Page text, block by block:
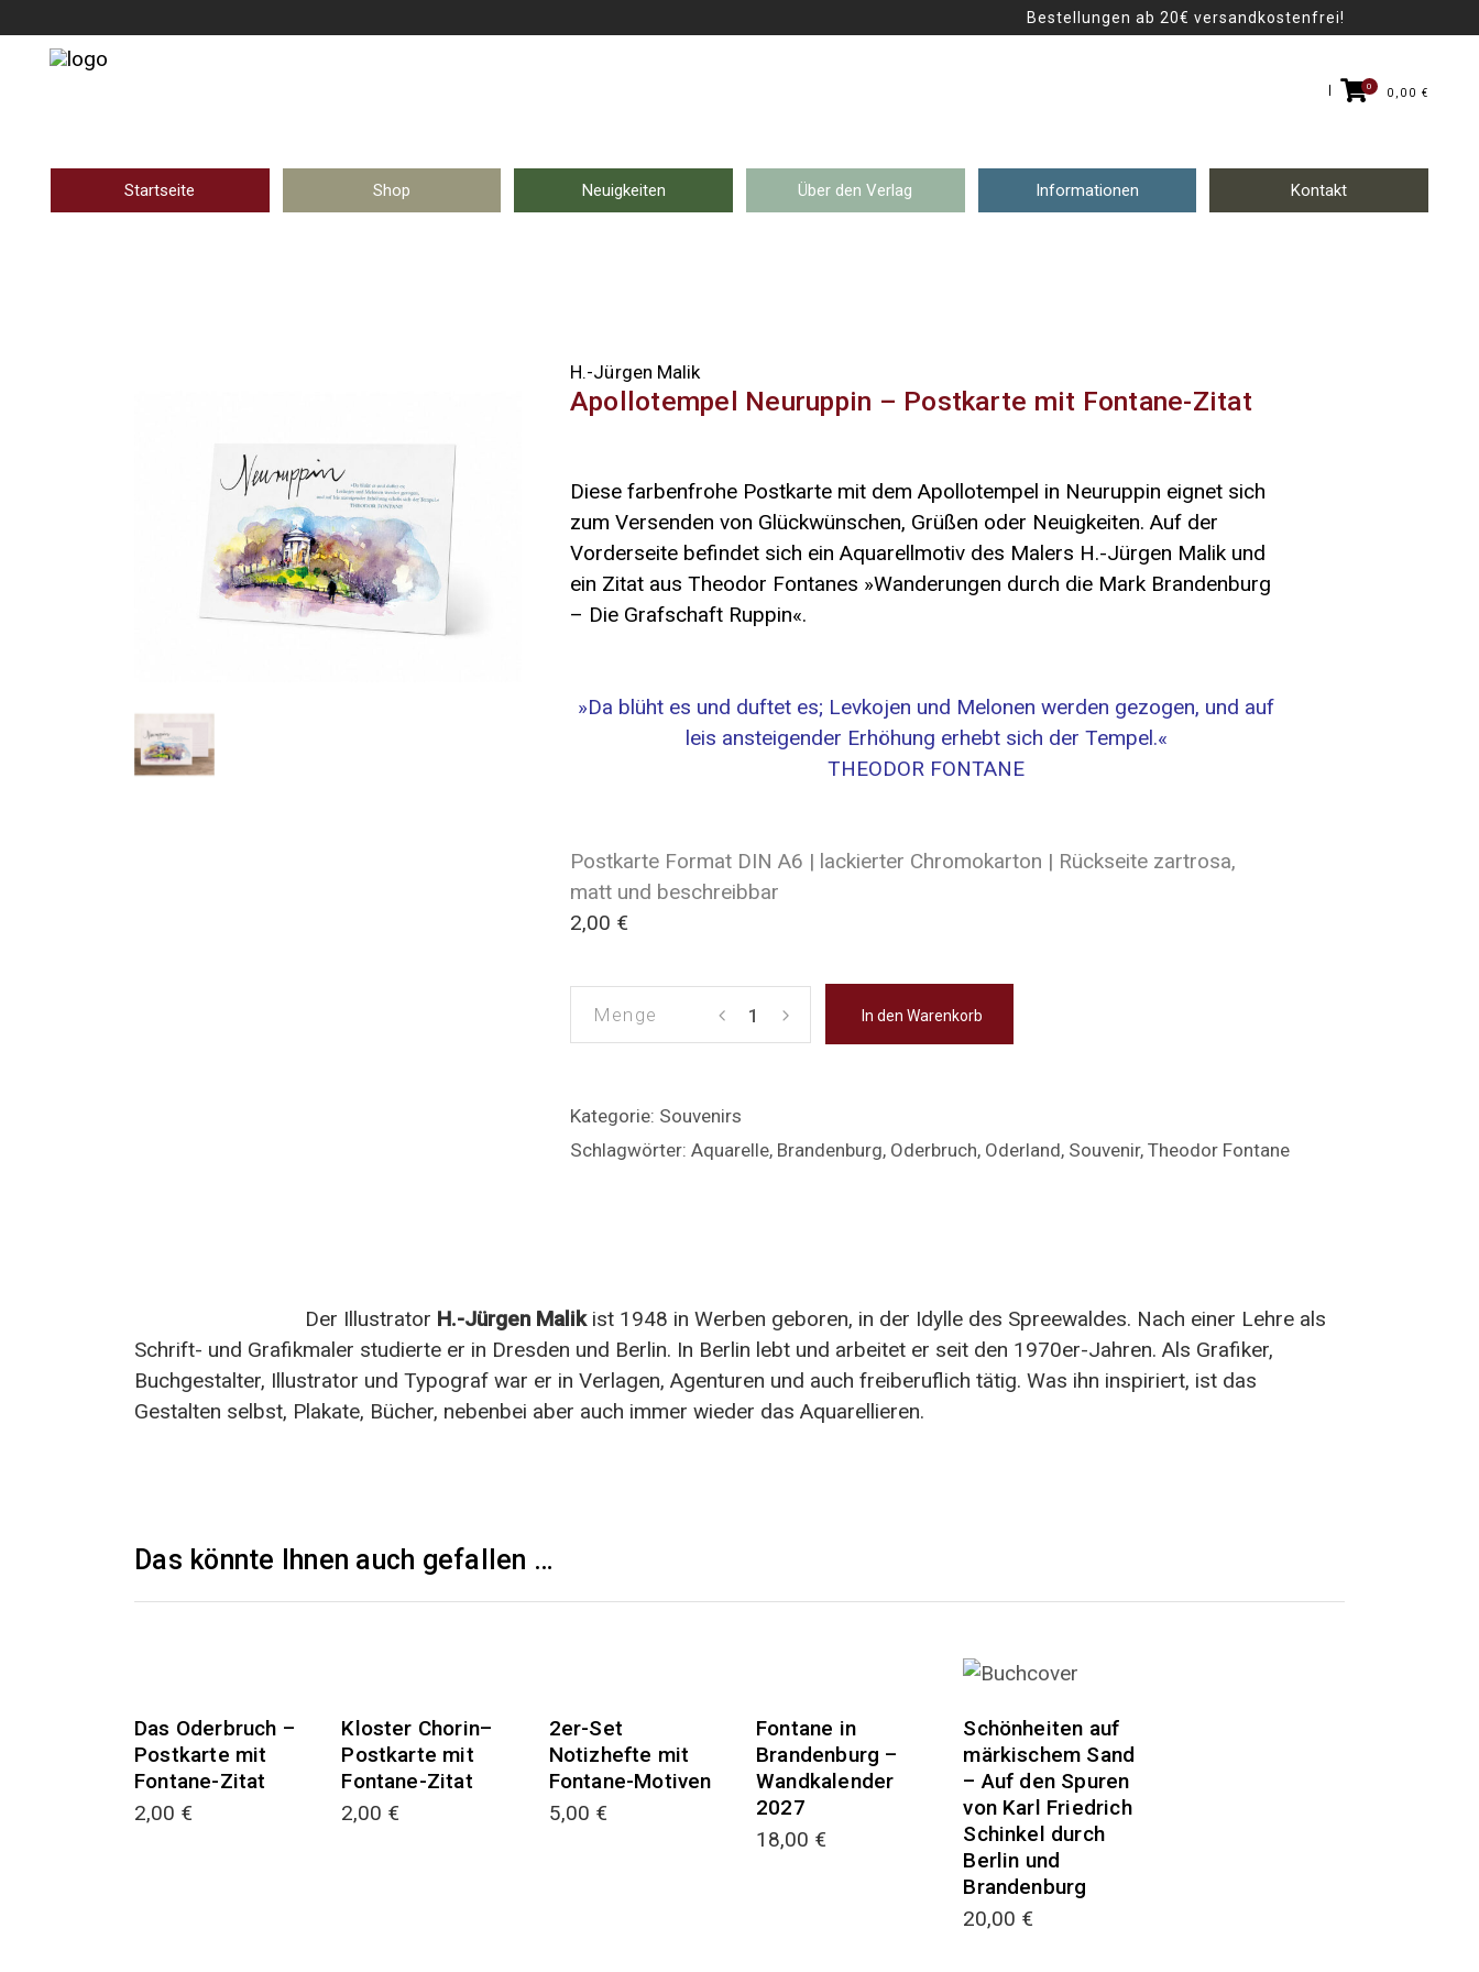
Bestellungen ab 20€ versandkostenfrei!
0
0,00 €
Startseite Shop Neuigkeiten Über den Verlag Informationen Kontakt
H.-Jürgen Malik
Apollotempel Neuruppin – Postkarte mit Fontane-Zitat
Diese farbenfrohe Postkarte mit dem Apollotempel in Neuruppin eignet sich
zum Versenden von Glückwünschen, Grüßen oder Neuigkeiten. Auf der
Vorderseite befindet sich ein Aquarellmotiv des Malers H.-Jürgen Malik und
ein Zitat aus Theodor Fontanes »Wanderungen durch die Mark Brandenburg
– Die Grafschaft Ruppin«.
»Da blüht es und duftet es; Levkojen und Melonen werden gezogen, und auf
leis ansteigender Erhöhung erhebt sich der Tempel.«
THEODOR FONTANE
Postkarte Format DIN A6 | lackierter Chromokarton | Rückseite zartrosa,
matt und beschreibbar
2,00 €
Neuruppin
mit
Fontane-
Neuruppin
mit
Fontane-
In den Warenkorb
Kategorie: Souvenirs
Schlagwörter: Aquarelle, Brandenburg, Oderbruch, Oderland, Souvenir, Theodor Fontane
Der Illustrator H.-Jürgen Malikist 1948 in Werben geboren, in der Idylle des Spreewaldes. Nach einer Lehre als
Schrift- und Grafikmaler studierte er in Dresden und Berlin. In Berlin lebt und arbeitet er seit den 1970er-Jahren. Als Grafiker,
Buchgestalter, Illustrator und Typograf war er in Verlagen, Agenturen und auch freiberuflich tätig. Was ihn inspiriert, ist das
Gestalten selbst, Plakate, Bücher, nebenbei aber auch immer wieder das Aquarellieren.
Das könnte Ihnen auch gefallen …
Das Oderbruch –
Postkarte mit
Fontane-Zitat
2,00 €
Kloster Chorin–
Postkarte mit
Fontane-Zitat
2,00 €
2er-Set
Notizhefte mit
Fontane-Motiven
5,00 €
Fontane in
Brandenburg –
Wandkalender
2027
18,00 €
Schönheiten auf
märkischem Sand
– Auf den Spuren
von Karl Friedrich
Schinkel durch
Berlin und
Brandenburg
20,00 €